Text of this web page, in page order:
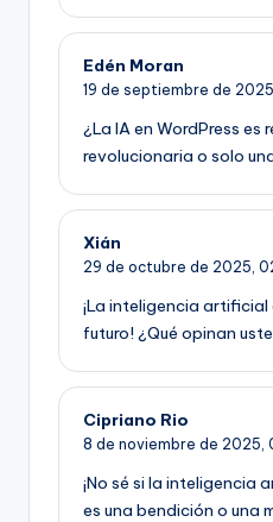
Edén Moran
19 de septiembre de
¿La IA en WordPress es
revolucionaria o solo
Xián
29 de octubre de 2025,
¡La inteligencia artificial
futuro! ¿Qué opinan
Cipriano Rio
8 de noviembre de 2025,
¡No sé si la inteligencia
es una bendición o una